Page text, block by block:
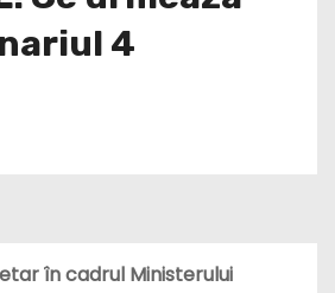
4
în cadrul Ministerului